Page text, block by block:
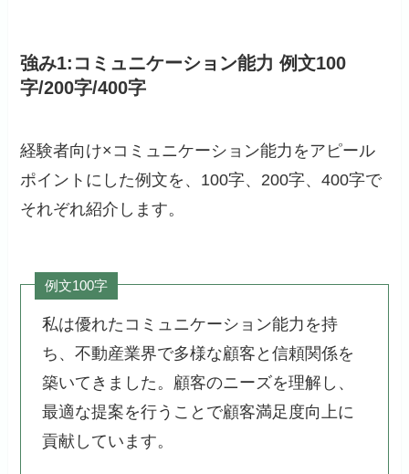
強み1:コミュニケーション能力 例文100
字/200字/400字
経験者向け×コミュニケーション能力をアピール
ポイントにした例文を、100字、200字、400字で
それぞれ紹介します。
例文100字
私は優れたコミュニケーション能力を持
ち、不動産業界で多様な顧客と信頼関係を
築いてきました。顧客のニーズを理解し、
最適な提案を行うことで顧客満足度向上に
貢献しています。